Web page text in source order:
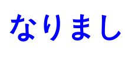
なりま